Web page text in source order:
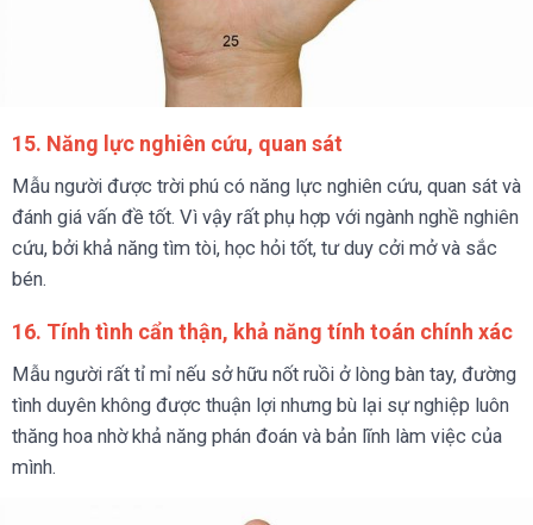
15. Năng lực nghiên cứu, quan sát
Mẫu người được trời phú có năng lực nghiên cứu, quan sát và
đánh giá vấn đề tốt. Vì vậy rất phụ hợp với ngành nghề nghiên
cứu, bởi khả năng tìm tòi, học hỏi tốt, tư duy cởi mở và sắc
bén.
16. Tính tình cẩn thận, khả năng tính toán chính xác
Mẫu người rất tỉ mỉ nếu sở hữu nốt ruồi ở lòng bàn tay, đường
tình duyên không được thuận lợi nhưng bù lại sự nghiệp luôn
thăng hoa nhờ khả năng phán đoán và bản lĩnh làm việc của
mình.